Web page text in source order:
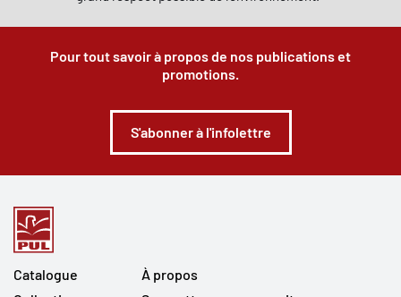
Pour tout savoir à propos de nos publications et
promotions.
S'abonner à l'infolettre
Catalogue
À propos